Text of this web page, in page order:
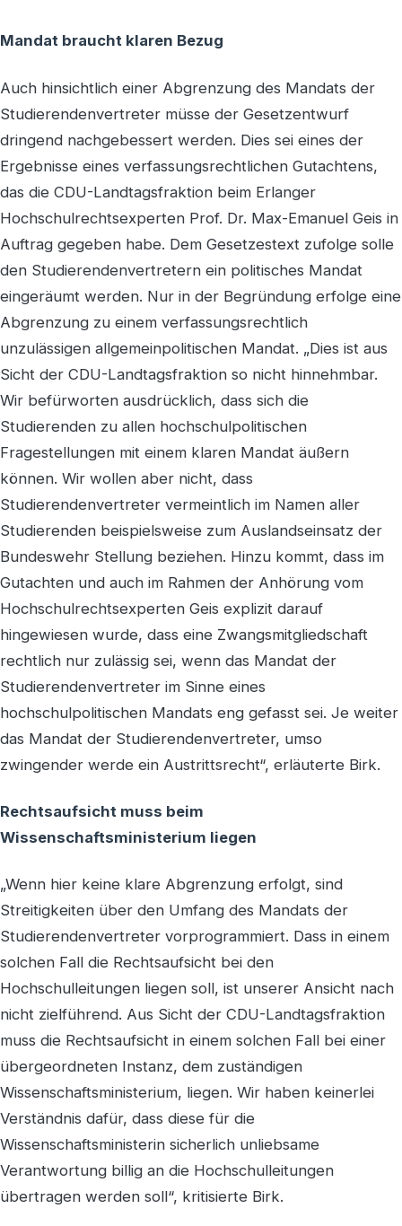
Mandat braucht klaren Bezug
Auch hinsichtlich einer Abgrenzung des Mandats der
Studierendenvertreter müsse der Gesetzentwurf
dringend nachgebessert werden. Dies sei eines der
Ergebnisse eines verfassungsrechtlichen Gutachtens,
das die CDU-Landtagsfraktion beim Erlanger
Hochschulrechtsexperten Prof. Dr. Max-Emanuel Geis in
Auftrag gegeben habe. Dem Gesetzestext zufolge solle
den Studierendenvertretern ein politisches Mandat
eingeräumt werden. Nur in der Begründung erfolge eine
Abgrenzung zu einem verfassungsrechtlich
unzulässigen allgemeinpolitischen Mandat. „Dies ist aus
Sicht der CDU-Landtagsfraktion so nicht hinnehmbar.
Wir befürworten ausdrücklich, dass sich die
Studierenden zu allen hochschulpolitischen
Fragestellungen mit einem klaren Mandat äußern
können. Wir wollen aber nicht, dass
Studierendenvertreter vermeintlich im Namen aller
Studierenden beispielsweise zum Auslandseinsatz der
Bundeswehr Stellung beziehen. Hinzu kommt, dass im
Gutachten und auch im Rahmen der Anhörung vom
Hochschulrechtsexperten Geis explizit darauf
hingewiesen wurde, dass eine Zwangsmitgliedschaft
rechtlich nur zulässig sei, wenn das Mandat der
Studierendenvertreter im Sinne eines
hochschulpolitischen Mandats eng gefasst sei. Je weiter
das Mandat der Studierendenvertreter, umso
zwingender werde ein Austrittsrecht“, erläuterte Birk.
Rechtsaufsicht muss beim
Wissenschaftsministerium liegen
„Wenn hier keine klare Abgrenzung erfolgt, sind
Streitigkeiten über den Umfang des Mandats der
Studierendenvertreter vorprogrammiert. Dass in einem
solchen Fall die Rechtsaufsicht bei den
Hochschulleitungen liegen soll, ist unserer Ansicht nach
nicht zielführend. Aus Sicht der CDU-Landtagsfraktion
muss die Rechtsaufsicht in einem solchen Fall bei einer
übergeordneten Instanz, dem zuständigen
Wissenschaftsministerium, liegen. Wir haben keinerlei
Verständnis dafür, dass diese für die
Wissenschaftsministerin sicherlich unliebsame
Verantwortung billig an die Hochschulleitungen
übertragen werden soll“, kritisierte Birk.